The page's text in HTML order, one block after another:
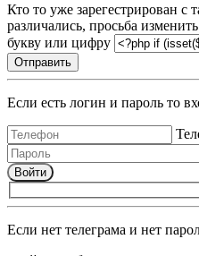
Кто то уже зарегестрирован
различались, просьба
букву или цифру
Отправить
Если есть логин и пароль то
Войти
Если нет телеграма и нет